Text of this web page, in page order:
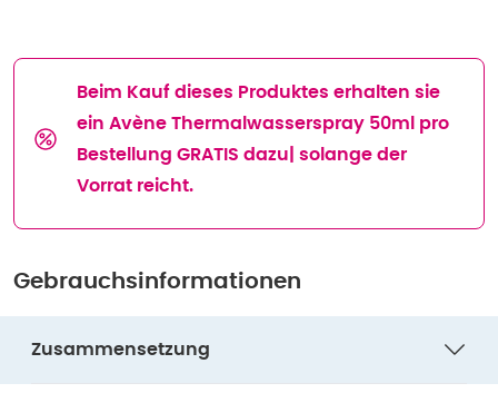
Beim Kauf dieses Produktes erhalten sie
ein Avène Thermalwasserspray 50ml pro
Bestellung GRATIS dazu| solange der
Vorrat reicht.
Gebrauchsinformationen
Zusammensetzung